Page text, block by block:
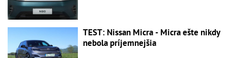
TEST: Nissan Micra - Micra ešte nikdy
nebola príjemnejšia